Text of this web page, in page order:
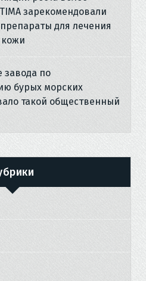
зарекомендовали
для лечения
кожи
завода по
бурых морских
такой общественный